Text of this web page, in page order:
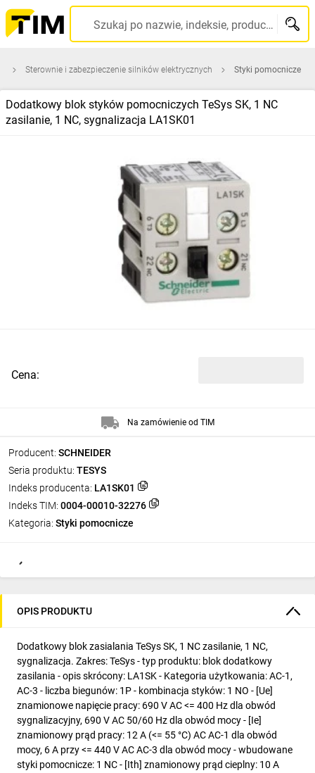
Szukaj po nazwie, indeksie, producencie, kodzie kreskowym...
Sterownie i zabezpieczenie silników elektrycznych Styki pomocnicze
Dodatkowy blok styków pomocniczych TeSys SK, 1 NC
zasilanie, 1 NC, sygnalizacja LA1SK01
Producent: SCHNEIDER
Seria produktu: TESYS
Indeks producenta: LA1SK01
Indeks TIM: 0004-00010-32276
Kategoria: Styki pomocnicze
Cena:
Na zamówienie od TIM
OPIS PRODUKTU
Dodatkowy blok zasialania TeSys SK, 1 NC zasilanie, 1 NC,
sygnalizacja. Zakres: TeSys - typ produktu: blok dodatkowy
zasilania - opis skrócony: LA1SK - Kategoria użytkowania: AC-1,
AC-3 - liczba biegunów: 1P - kombinacja styków: 1 NO - [Ue]
znamionowe napięcie pracy: 690 V AC <= 400 Hz dla obwód
sygnalizacyjny, 690 V AC 50/60 Hz dla obwód mocy - [Ie]
znamionowy prąd pracy: 12 A (<= 55 °C) AC AC-1 dla obwód
mocy, 6 A przy <= 440 V AC AC-3 dla obwód mocy - wbudowane
styki pomocnicze: 1 NC - [Ith] znamionowy prąd cieplny: 10 A